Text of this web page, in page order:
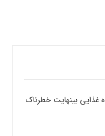
از حد این 8 ماده غذایی بینهایت خطرناک